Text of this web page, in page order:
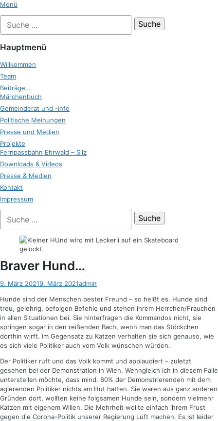
Zum
springen
Menü
nach:
Hauptmenü
Willkommen
Team
Beiträge…
Märchenbuch
Gemeinderat und -info
Politische Meinungen
Presse und Medien
Projekte
Fernpassbahn Ehrwald – Silz
Downloads & Videos
Presse & Medien
Kontakt
Impressum
der
Suche
nach:
Braver Hund…
Posted
9. März 20219. März 2021Autor
admin
Hunde sind der Menschen bester Freund – so heißt es. Hunde sind
treu, gelehrig, befolgen Befehle und stehen ihrem Herrchen/Frauchen
in allen Situationen bei. Sie hinterfragen die Kommandos nicht, sie
springen sogar in den reißenden Bach, wenn man das Stöckchen
dorthin wirft. Im Gegensatz zu Katzen verhalten sie sich genauso, wie
es sich viele Politiker auch vom Volk wünschen würden.
Der Politiker ruft und das Volk kommt und applaudiert – zuletzt
gesehen bei der Demonstration in Wien. Wenngleich ich in diesem Falle
unterstellen möchte, dass mind. 80% der Demonstrierenden mit dem
agierenden Politiker nichts am Hut hatten. Sie waren aus ganz anderen
Gründen dort, wollten keine folgsamen Hunde sein, sondern vielmehr
Katzen mit eigenem Willen. Die Mehrheit wollte einfach ihrem Frust
gegen die Corona-Politik unserer Regierung Luft machen. Es ist leider